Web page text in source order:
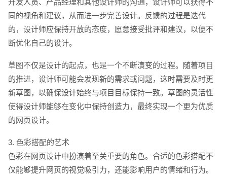
开发人员、产品经理和其他设计师的沟通，设计师可以获得不
同的视角和建议，从而进一步完善设计。反馈的过程是迭代
的，设计师应保持开放的态度，愿意接受批评和建议，以便不
断优化自己的设计。
草图不仅是设计的起点，也是一个不断演变的过程。随着项目
的推进，设计师可能会发现新的需求或问题，这时需要及时更
新草图，以确保设计始终与项目目标保持一致。草图的灵活性
使得设计师能够在变化中保持创造力，最终实现一个更为优质
的网页设计。
3. 色彩搭配的艺术
色彩在网页设计中扮演着至关重要的角色。合适的色彩搭配不
仅能够提升网页的视觉吸引力，还能影响用户的情绪和行为。